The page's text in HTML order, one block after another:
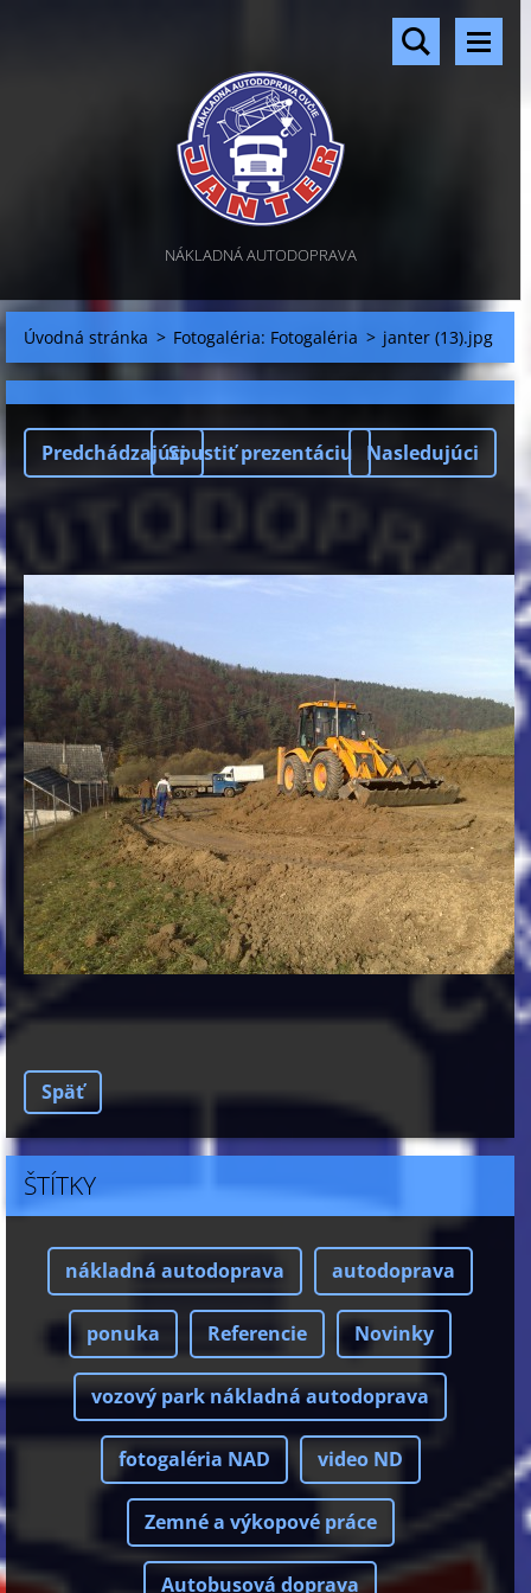
NÁKLADNÁ AUTODOPRAVA
Úvodná stránka > Fotogaléria: Fotogaléria > janter (13).jpg
PredchádzajúciSpustiť prezentáciu Nasledujúci
Späť
ŠTÍTKY
nákladná autodoprava autodoprava
ponuka Referencie Novinky
vozový park nákladná autodoprava
fotogaléria NAD video ND
Zemné a výkopové práce
Autobusová doprava